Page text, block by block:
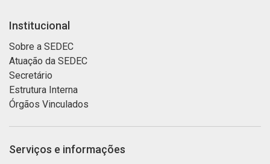
Institucional
Sobre a SEDEC
Atuação da SEDEC
Secretário
Estrutura Interna
Órgãos Vinculados
Serviços e informações